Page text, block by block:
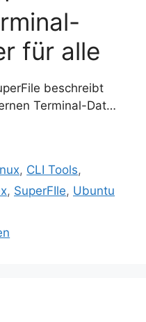
für alle
beschreibt
Terminal-Dat…
, CLI Tools,
, SuperFIle, Ubuntu